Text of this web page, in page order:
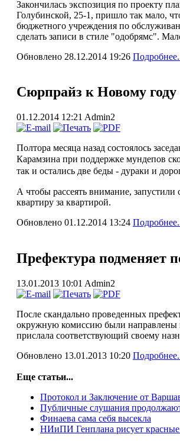
Закончилась экспозиция по проекту
Голубинской, 25-1, пришло так мало,
бюджетного учреждения по
сделать записи в стиле "одобрямс".
Обновлено 28.12.2014 19:26
Сюрпрайз к Новому году
01.12.2014 12:21 Admin2
Полтора месяца назад состоялось
Карамзина при поддержке мундепов с
так и остались две беды - дураки и
А чтобы рассеять внимание,
квартиру за квартирой.
Обновлено 01.12.2014 13:24
Префектура подменяет
13.01.2013 10:01 Admin2
После скандально проведенных
окружную комиссию были направлены
прислала соответствующий своему
Обновлено 13.01.2013 10:20
Еще статьи...
Протокол и Заключение от
Публичные слушания
Финаева сама себя высекла
НИиПИ Генплана рисует